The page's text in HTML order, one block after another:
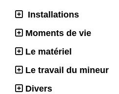
Installations
Moments de vie
Le matériel
Le travail du mineur
Divers